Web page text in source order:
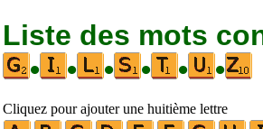
Liste des mots
•
• • • • •
Cliquez pour ajouter une huitième lettre